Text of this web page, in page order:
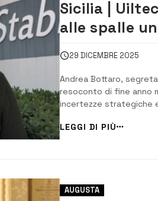
Sicilia |
alle spalle
a Siracusa”
29 DICEMBRE 2025
Andrea Bottaro,
resoconto di fine anno
incertezze strategiche
complessiva sul futuro
che ci apprestiamo a
dei più difficili...
LEGGI DI PIÙ
AUGUSTA